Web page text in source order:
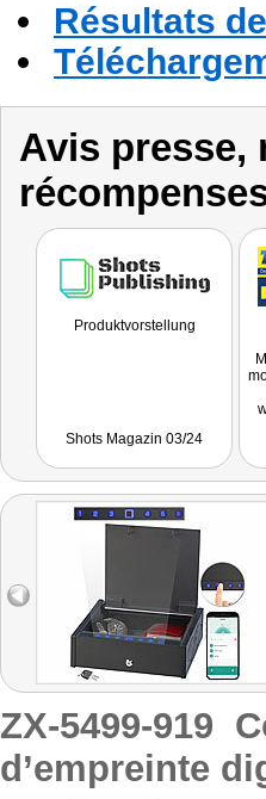
Résultats
Avis presse,
Produktvorstellung
Shots Magazin 03/24
ZX-5499-919
d’empreinte